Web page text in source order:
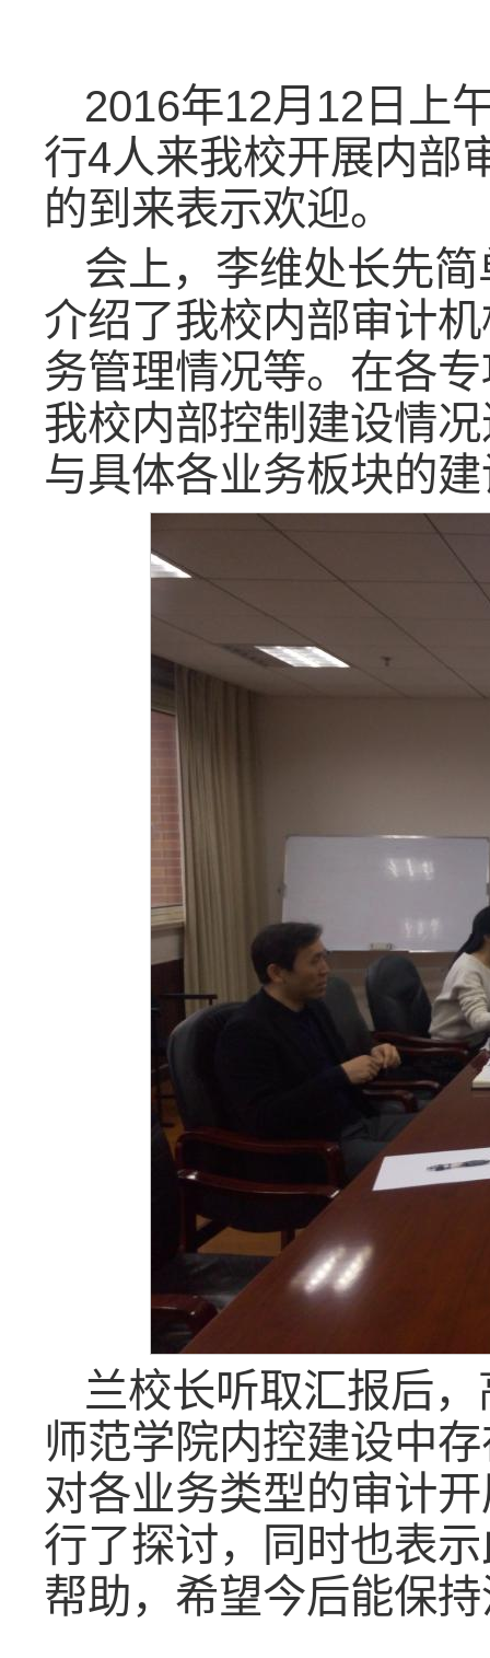
2016年12月12日上
行4人来我校开展内部
的到来表示欢迎。
会上，李维处长先
介绍了我校内部审计
务管理情况等。在各
我校内部控制建设情
与具体各业务板块的
兰校长听取汇报后
师范学院内控建设中
对各业务类型的审计
行了探讨，同时也表
帮助，希望今后能保